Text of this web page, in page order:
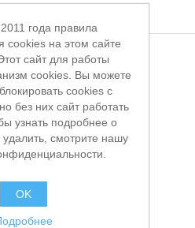
года правила
cookies на этом сайте
сайт для работы
cookies. Вы можете
cookies с
без них сайт работать
узнать подробнее о
удалить, смотрите нашу
OK